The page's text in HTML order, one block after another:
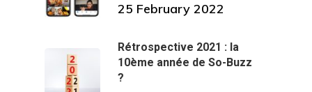
25 February 2022
Rétrospective 2021 : la
10ème année de So-Buzz
?